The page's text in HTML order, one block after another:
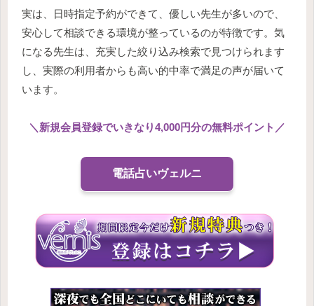
実は、日時指定予約ができて、優しい先生が多いので、
安心して相談できる環境が整っているのが特徴です。気
になる先生は、充実した絞り込み検索で見つけられます
し、実際の利用者からも高い的中率で満足の声が届いて
います。
＼ 新規会員登録でいきなり4,000円分の無料ポイント ／
電話占いヴェルニ